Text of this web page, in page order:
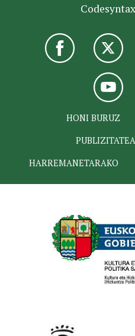
HONI BURUZ
PUBLIZITATEA
HARREMANETARAKO